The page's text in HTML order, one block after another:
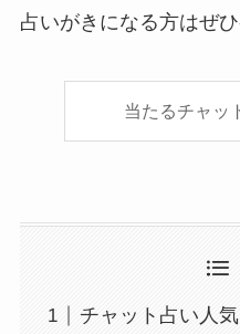
占いがきになる方はぜ
当たるチャッ
チャット占い人